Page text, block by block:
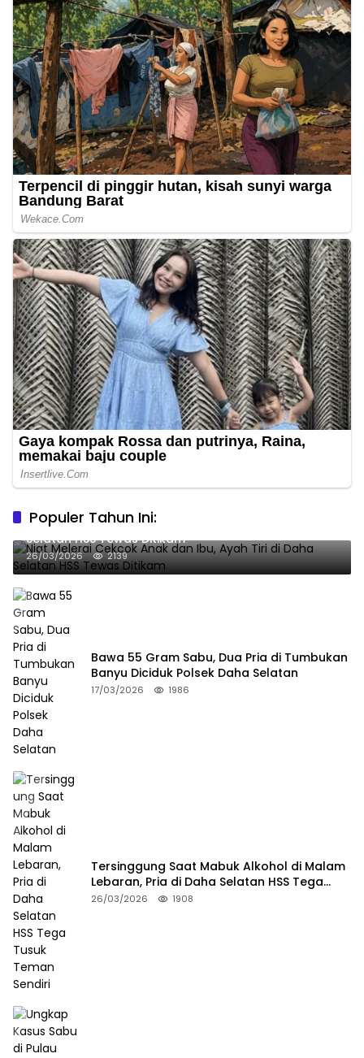
Populer Tahun Ini:
Niat Melerai Cekcok Anak dan Ibu, Ayah Tiri di Daha
Selatan HSS Tewas Ditikam
26/03/2026 2139
Bawa 55 Gram Sabu, Dua Pria di Tumbukan
Banyu Diciduk Polsek Daha Selatan
17/03/2026 1986
Tersinggung Saat Mabuk Alkohol di Malam
Lebaran, Pria di Daha Selatan HSS Tega
Tusuk Teman Sendiri
26/03/2026 1908